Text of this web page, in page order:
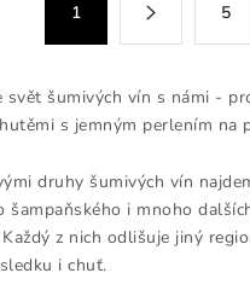
1 5
svět šumivých vín s námi -
s jemným perlením na
druhy šumivých vín
šampaňského i mnoho
Každý z nich odlišuje jiný
i chuť.